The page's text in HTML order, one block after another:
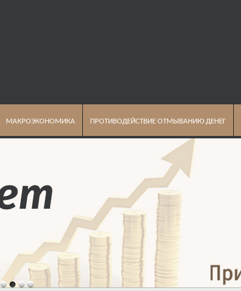
МАКРОЭКОНОМИКА ПРОТИВОДЕЙСТВИЕ ОТМЫВАНИЮ ДЕНЕГ